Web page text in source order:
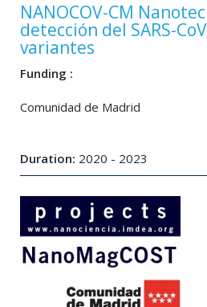
NANOCOV-CM
detección del SARS-
variantes
Funding :
Comunidad de Madrid
Duration: 2020 - 2023